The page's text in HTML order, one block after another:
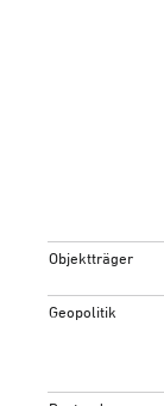
Objektträger
Geopolitik